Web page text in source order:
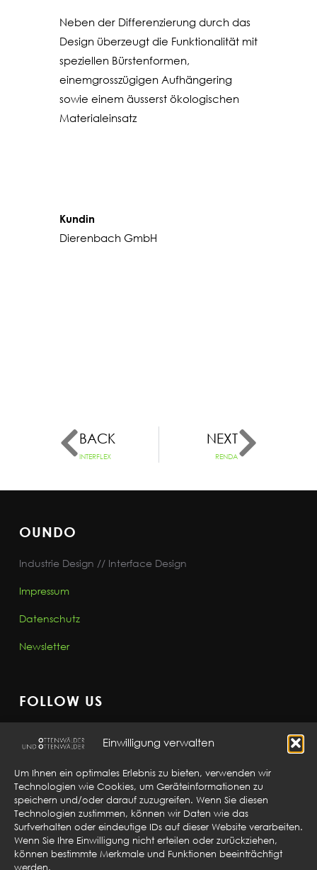
Einwilligung verwalten
Um Ihnen ein optimales Erlebnis zu bieten, verwenden wir
Technologien wie Cookies, um Geräteinformationen zu
speichern und/oder darauf zuzugreifen. Wenn Sie diesen
Technologien zustimmen, können wir Daten wie das
Surfverhalten oder eindeutige IDs auf dieser Website verarbeiten.
Wenn Sie Ihre Einwilligung nicht erteilen oder zurückziehen,
können bestimmte Merkmale und Funktionen beeinträchtigt
werden.
Neben der Differenzierung durch das
Design überzeugt die Funktionalität mit
speziellen Bürstenformen,
einemgrosszügigen Aufhängering
sowie einem äusserst ökologischen
Materialeinsatz
Kundin
Dierenbach GmbH
BACK
INTERFLEX
NEXT
RENDA
OUNDO
Industrie Design // Interface Design
Impressum
Datenschutz
Newsletter
FOLLOW US
GET IN TOUCH
Ottenwälder und Ottenwälder
Sebaldplatz 6
73525 Schwäbisch Gmünd